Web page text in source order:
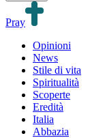
Pray
Opinioni
News
Stile di vita
Spiritualità
Scoperte
Eredità
Italia
Abbazia